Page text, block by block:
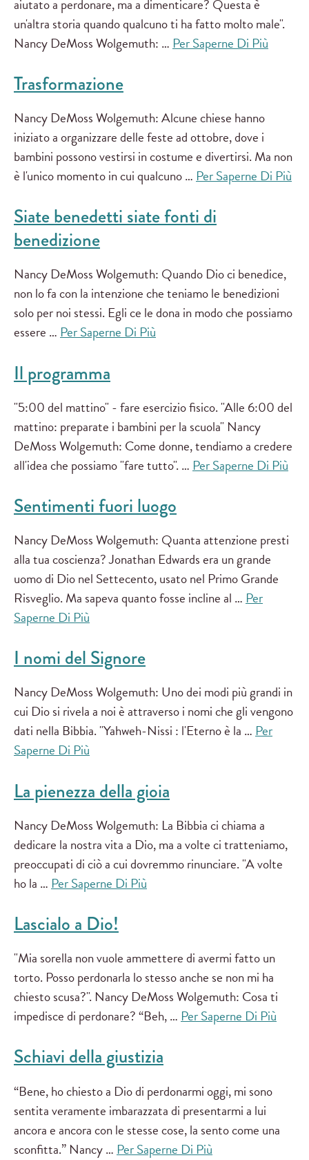
aiutato a perdonare, ma a dimenticare? Questa è
un'altra storia quando qualcuno ti ha fatto molto male".
Nancy DeMoss Wolgemuth: … Per Saperne Di Più
Trasformazione
Nancy DeMoss Wolgemuth: Alcune chiese hanno
iniziato a organizzare delle feste ad ottobre, dove i
bambini possono vestirsi in costume e divertirsi. Ma non
è l'unico momento in cui qualcuno …Per Saperne Di Più
Siate benedetti siate fonti di
benedizione
Nancy DeMoss Wolgemuth: Quando Dio ci benedice,
non lo fa con la intenzione che teniamo le benedizioni
solo per noi stessi. Egli ce le dona in modo che possiamo
essere …Per Saperne Di Più
Il programma
"5:00 del mattino" - fare esercizio fisico. "Alle 6:00 del
mattino: preparate i bambini per la scuola" Nancy
DeMoss Wolgemuth: Come donne, tendiamo a credere
all'idea che possiamo "fare tutto". … Per Saperne Di Più
Sentimenti fuori luogo
Nancy DeMoss Wolgemuth: Quanta attenzione presti
alla tua coscienza? Jonathan Edwards era un grande
uomo di Dio nel Settecento, usato nel Primo Grande
Risveglio. Ma sapeva quanto fosse incline al …Per
Saperne Di Più
I nomi del Signore
Nancy DeMoss Wolgemuth: Uno dei modi più grandi in
cui Dio si rivela a noi è attraverso i nomi che gli vengono
dati nella Bibbia. "Yahweh-Nissi : l'Eterno è la …Per
Saperne Di Più
La pienezza della gioia
Nancy DeMoss Wolgemuth: La Bibbia ci chiama a
dedicare la nostra vita a Dio, ma a volte ci tratteniamo,
preoccupati di ciò a cui dovremmo rinunciare. "A volte
ho la …Per Saperne Di Più
Lascialo a Dio!
"Mia sorella non vuole ammettere di avermi fatto un
torto. Posso perdonarla lo stesso anche se non mi ha
chiesto scusa?". Nancy DeMoss Wolgemuth: Cosa ti
impedisce di perdonare? “Beh, …Per Saperne Di Più
Schiavi della giustizia
“Bene, ho chiesto a Dio di perdonarmi oggi, mi sono
sentita veramente imbarazzata di presentarmi a lui
ancora e ancora con le stesse cose, la sento come una
sconfitta.” Nancy … Per Saperne Di Più